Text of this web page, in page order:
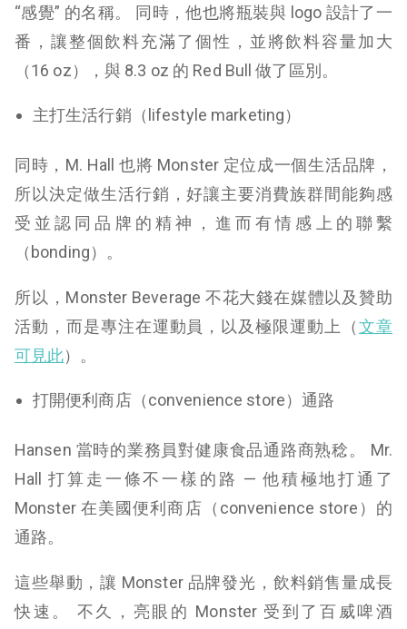
“感覺” 的名稱。 同時，他也將瓶裝與 logo 設計了一
番，讓整個飲料充滿了個性，並將飲料容量加大
（16 oz），與 8.3 oz 的 Red Bull 做了區別。
主打生活行銷（lifestyle marketing）
同時，M. Hall 也將 Monster 定位成一個生活品牌，
所以決定做生活行銷，好讓主要消費族群間能夠感
受並認同品牌的精神，進而有情感上的聯繫
（bonding）。
所以，Monster Beverage 不花大錢在媒體以及贊助
活動，而是專注在運動員，以及極限運動上（文章
可見此）。
打開便利商店（convenience store）通路
Hansen 當時的業務員對健康食品通路商熟稔。 Mr.
Hall 打算走一條不一樣的路 — 他積極地打通了
Monster 在美國便利商店（convenience store）的
通路。
這些舉動，讓 Monster 品牌發光，飲料銷售量成長
快速。 不久，亮眼的 Monster 受到了百威啤酒